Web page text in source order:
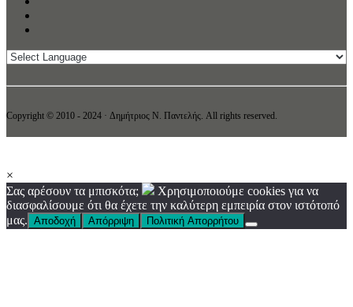
Copyright © 2010 - 2024 · Δημήτριος N. Παντελής. All rights reserved.
×
Σας αρέσουν τα μπισκότα;
Χρησιμοποιούμε cookies για να
διασφαλίσουμε ότι θα έχετε την καλύτερη εμπειρία στον ιστότοπό
μας. Αποδοχή Απόρριψη Πολιτική Απορρήτου